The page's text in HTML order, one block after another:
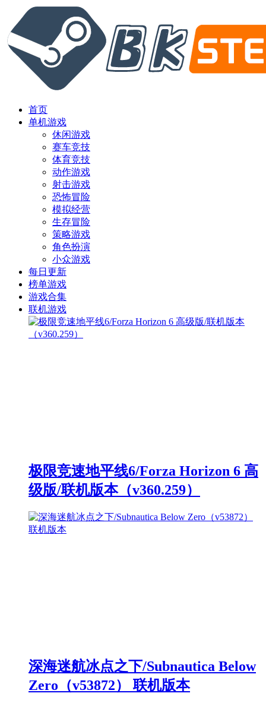
首页
单机游戏
休闲游戏
赛车竞技
体育竞技
动作游戏
射击游戏
恐怖冒险
模拟经营
生存冒险
策略游戏
角色扮演
小众游戏
每日更新
榜单游戏
游戏合集
联机游戏
极限竞速地平线6/Forza Horizon 6 高
级版/联机版本（v360.259）
深海迷航冰点之下/Subnautica Below
Zero（v53872） 联机版本